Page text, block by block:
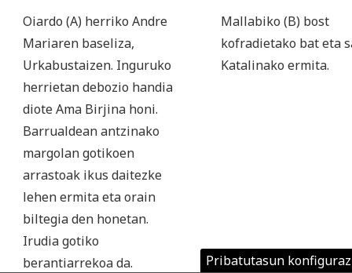
Oiardo (A) herriko Andre
Mariaren baseliza,
Urkabustaizen. Inguruko
herrietan debozio handia
diote Ama Birjina honi.
Barrualdean antzinako
margolan gotikoen
arrastoak ikus daitezke
lehen ermita eta orain
biltegia den honetan.
Irudia gotiko
berantiarrekoa da.
Mallabiko (B) bost
kofradietako bat eta
Katalinako ermita.
Pribatutasun